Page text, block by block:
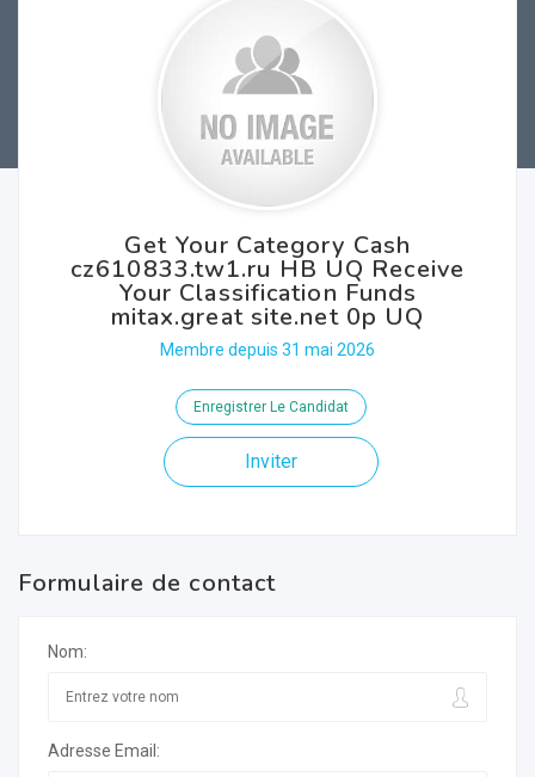
Get Your Category Cash
cz610833.tw1.ru HB UQ Receive
Your Classification Funds
mitax.great site.net 0p UQ
Membre depuis 31 mai 2026
Enregistrer Le Candidat
Inviter
Formulaire de contact
Nom:
Adresse Email: